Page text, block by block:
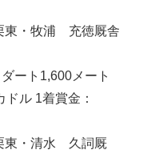
東・牧浦 充徳厩舎
ート1,600メート
ル 1着賞金：
東・清水 久詞厩